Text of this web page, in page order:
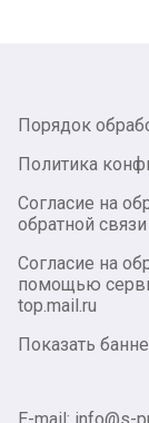
Порядок
Политика
Согласие на
обратной связи
Согласие на
помощью
top.mail.ru
Показать